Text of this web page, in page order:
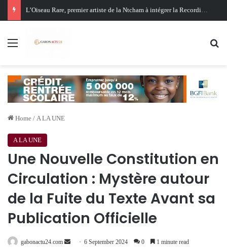
Menu
Home / A LA UNE
A LA UNE
Une Nouvelle Constitution en
Circulation : Mystère autour
de la Fuite du Texte Avant sa
Publication Officielle
gabonactu24.com
Send 6 September 2024 0 1 minute read